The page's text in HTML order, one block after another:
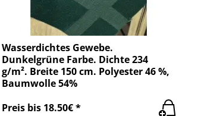
Wasserdichtes Gewebe.
Dunkelgrüne Farbe. Dichte 234
g/m². Breite 150 cm. Polyester 46 %,
Baumwolle 54%
Preis bis 18.50€ *